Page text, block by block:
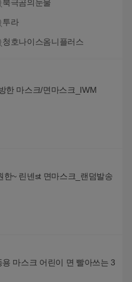
북극곰의눈물
투라
청호나이스옴니플러스
한 마스크/면마스크_IWM
한~ 린넨st 면마스크_랜덤발송
마스크 어린이 면 빨아쓰는 3